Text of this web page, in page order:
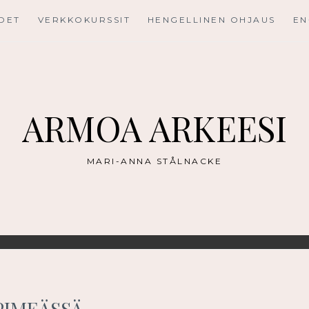
VERKKOKURSSIT HENGELLINEN OHJAUS
ARMOA ARKEESI
MARI-ANNA STÅLNACKE